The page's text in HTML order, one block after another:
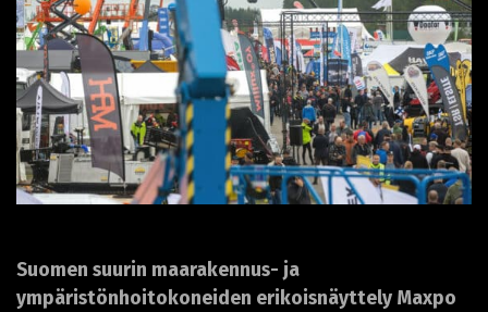
Suomen suurin maarakennus- ja
ympäristönhoitokoneiden erikoisnäyttely Maxpo